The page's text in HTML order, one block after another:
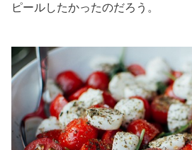
ピールしたかったのだろう。